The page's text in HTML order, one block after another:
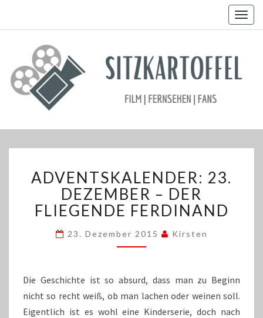
23.
DEZEMBER
–
DER
FLIEGENDE
FERDINAND
ADVENTSKALENDER: 23.
DEZEMBER – DER
FLIEGENDE FERDINAND
23. Dezember 2015 Kirsten
Die Geschichte ist so absurd, dass man zu Beginn
nicht so recht weiß, ob man lachen oder weinen soll.
Eigentlich ist es wohl eine Kinderserie, doch nach